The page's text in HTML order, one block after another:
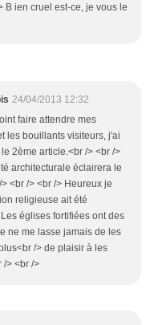
B ien cruel est-ce, je vous le
24/04/2013 12:32
faire attendre mes
les bouillants visiteurs, j'ai
2ème article.<br /> <br />
architecturale éclairera le
<br /> <br /> Heureux je
religieuse ait été
églises fortifiées ont des
ne me lasse jamais de les
/> de plaisir à les
/> <br />